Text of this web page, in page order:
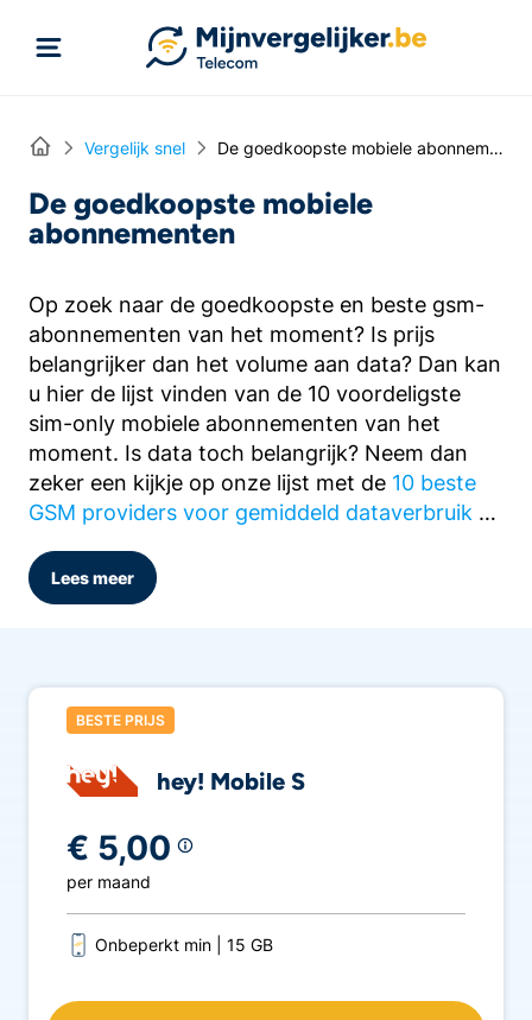
Home Vergelijk snel De goedkoopste mobiele abonnementen
De goedkoopste mobiele
abonnementen
Op zoek naar de goedkoopste en beste gsm-
abonnementen van het moment? Is prijs
belangrijker dan het volume aan data? Dan kan
u hier de lijst vinden van de 10 voordeligste
sim-only mobiele abonnementen van het
moment. Is data toch belangrijk? Neem dan
zeker een kijkje op onze lijst met de 10 beste
GSM providers voor gemiddeld dataverbruik of
data.
Lees meer
BESTE PRIJS
hey! Mobile S
€ 5,00
per maand
Onbeperkt min 15 GB